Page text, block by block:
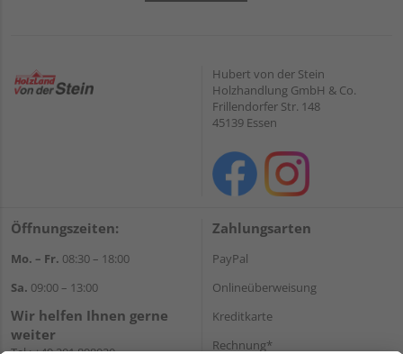
Hubert von der Stein
Holzhandlung GmbH & Co.
Frillendorfer Str. 148
45139 Essen
Öffnungszeiten:
Mo. – Fr. 08:30 – 18:00
Sa. 09:00 – 13:00
Wir helfen Ihnen gerne
weiter
Zahlungsarten
PayPal
Onlineüberweisung
Kreditkarte
Rechnung*